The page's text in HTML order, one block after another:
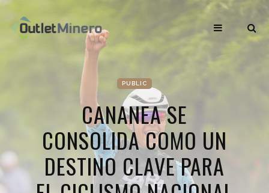
PUBLIC
CANANEA SE
CONSOLIDA COMO UN
DESTINO CLAVE PARA